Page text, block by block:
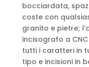
bocciardata,
coste con
granito e pietre;
incisografo a
tutti i caratteri in
tipo e incisioni in